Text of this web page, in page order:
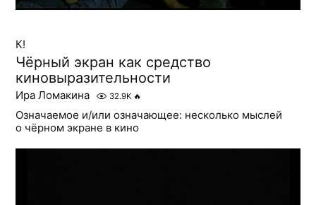
К!
Чёрный экран как средство
киновыразительности
Ира Ломакина 32.9K 🔥
Означаемое и/или означающее: несколько мыслей
о чёрном экране в кино